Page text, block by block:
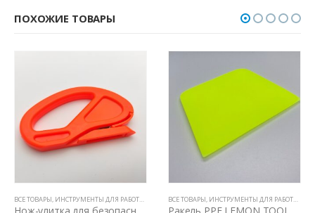
ПОХОЖИЕ ТОВАРЫ
,НОЖИ И ЛЕЗВИЯ
ВСЕ ТОВАРЫ, ИНСТРУМЕНТЫ ДЛЯ РАБОТЫ С ПЛЕНКАМИ ,НОЖИ И ЛЕЗВИЯ
ВСЕ ТОВАРЫ, ИНСТРУМЕНТЫ ДЛЯ РАБОТЫ С ПЛЕНКАМИ